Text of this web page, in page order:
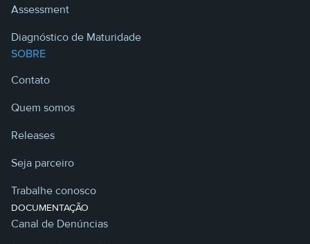
Assessment
Diagnóstico de Maturidade
SOBRE
Contato
Quem somos
Releases
Seja parceiro
Trabalhe conosco
DOCUMENTAÇÃO
Canal de Denúncias